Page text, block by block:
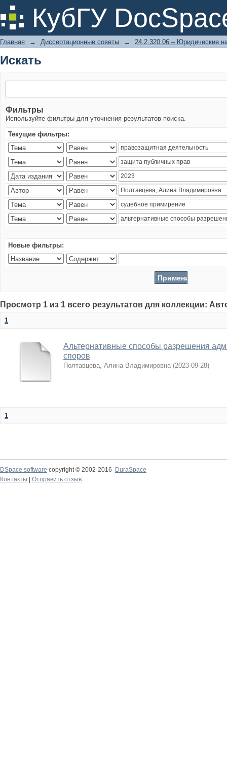
КубГУ
Искать
Главная → Диссертационные советы → 24.2.320.06 – Юридические
Искать
Фильтры
Используйте фильтры для уточнения результатов поиска.
Текущие фильтры:
Новые фильтры:
Просмотр 1 из 1 всего результатов для коллекции:
1
Альтернативные способы разрешения
споров
Полтавцева, Алина Владимировна (2023-09-28)
1
DSpace software copyright © 2002-2016
DuraSpace
Контакты
Отправить отзыв